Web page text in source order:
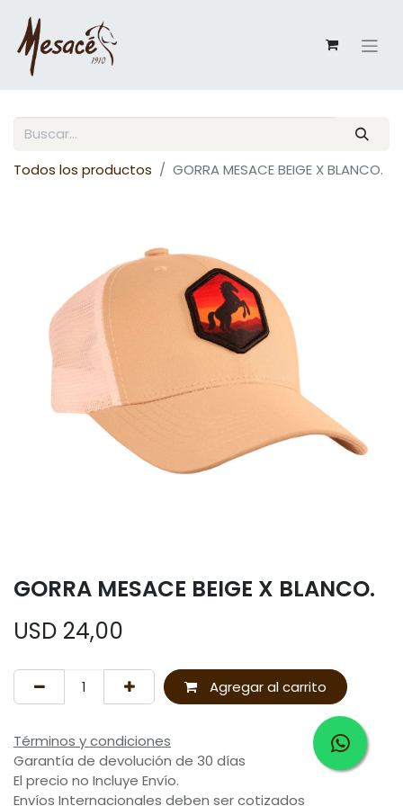
Todos los productos GORRA MESACE BEIGE X BLANCO.
GORRA MESACE BEIGE X BLANCO.
USD 24,00
Agregar al carrito
Términos y condiciones
Garantía de devolución de 30 días
El precio no Incluye Envío.
Envíos Internacionales deben ser cotizados